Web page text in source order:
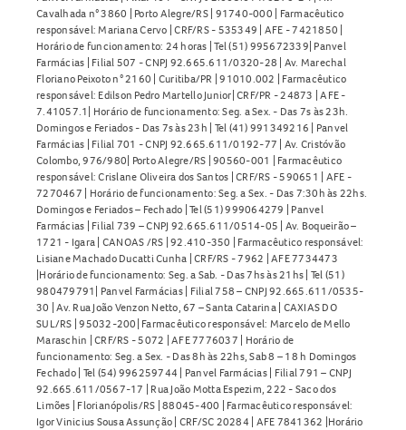
Cavalhada n° 3860 | Porto Alegre/RS | 91740-000 | Farmacêutico
responsável: Mariana Cervo | CRF/RS - 535349 | AFE - 7421850 |
Horário de funcionamento: 24 horas | Tel (51) 995672339| Panvel
Farmácias | Filial 507 - CNPJ 92.665.611/0320-28 | Av. Marechal
Floriano Peixoto n° 2160 | Curitiba/PR | 91010.002 | Farmacêutico
responsável: Edilson Pedro Martello Junior| CRF/PR - 24873 | AFE -
7.41057.1| Horário de funcionamento: Seg. a Sex. - Das 7s às 23h.
Domingos e Feriados - Das 7s às 23h | Tel (41) 991349216 | Panvel
Farmácias | Filial 701 - CNPJ 92.665.611/0192-77 | Av. Cristóvão
Colombo, 976/980| Porto Alegre/RS | 90560-001 | Farmacêutico
responsável: Crislane Oliveira dos Santos | CRF/RS - 590651 | AFE -
7270467 | Horário de funcionamento: Seg. a Sex. - Das 7:30h às 22hs.
Domingos e Feriados – Fechado | Tel (51) 999064279 | Panvel
Farmácias | Filial 739 – CNPJ 92.665.611/0514-05 | Av. Boqueirão –
1721 - Igara | CANOAS /RS | 92.410-350 | Farmacêutico responsável:
Lisiane Machado Ducatti Cunha | CRF/RS - 7962 | AFE 7734473
|Horário de funcionamento: Seg. a Sab. - Das 7hs às 21hs | Tel (51)
980479791| Panvel Farmácias | Filial 758 – CNPJ 92.665.611/0535-
30 | Av. Rua João Venzon Netto, 67 – Santa Catarina | CAXIAS DO
SUL/RS | 95032-200| Farmacêutico responsável: Marcelo de Mello
Maraschin | CRF/RS - 5072 | AFE 7776037 | Horário de
funcionamento: Seg. a Sex. - Das 8h às 22hs, Sab 8 – 18 h Domingos
Fechado | Tel (54) 996259744 | Panvel Farmácias | Filial 791 – CNPJ
92.665.611/0567-17 | Rua João Motta Espezim, 222 - Saco dos
Limões | Florianópolis/RS | 88045-400 | Farmacêutico responsável:
Igor Vinicius Sousa Assunção | CRF/SC 20284 | AFE 7841362 |Horário